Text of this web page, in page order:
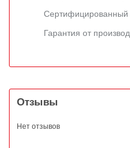
Сертифицированный
Гарантия от
Отзывы
Нет отзывов